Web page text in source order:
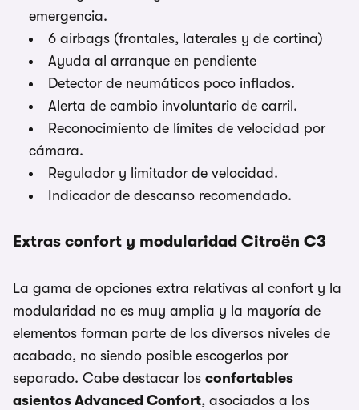
emergencia.
6 airbags (frontales, laterales y de cortina)
Ayuda al arranque en pendiente
Detector de neumáticos poco inflados.
Alerta de cambio involuntario de carril.
Reconocimiento de límites de velocidad por
cámara.
Regulador y limitador de velocidad.
Indicador de descanso recomendado.
Extras confort y modularidad Citroën C3
La gama de opciones extra relativas al confort y la
modularidad no es muy amplia y la mayoría de
elementos forman parte de los diversos niveles de
acabado, no siendo posible escogerlos por
separado. Cabe destacar los confortables
asientos Advanced Confort, asociados a los